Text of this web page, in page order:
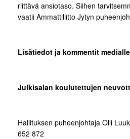
riittävä ansiotaso. Siihen
vaatii Ammattiliitto Jytyn
Lisätiedot ja kommentit
Julkisalan koulutettujen
Hallituksen puheenjohtaja Olli
652 872